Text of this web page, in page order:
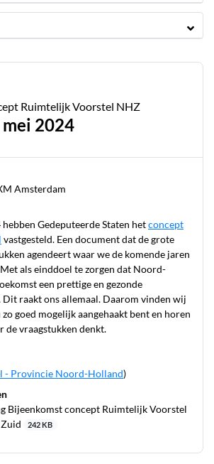
Ruimtelijk Voorstel NHZ
2024
Amsterdam
Gedeputeerde Staten hetconcept
vastgesteld. Een document dat de grote
agendeert waar we de komende jaren
als einddoel te zorgen dat Noord-
een prettige en gezonde
raakt ons allemaal. Daarom vinden wij
goed mogelijk aangehaakt bent en horen
de vraagstukken denkt.
- Provincie Noord-Holland)
Bijeenkomst concept Ruimtelijk Voorstel
242 KB